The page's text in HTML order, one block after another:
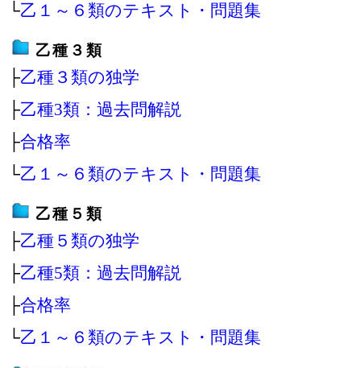
└乙１～６類のテキスト・問題集
乙種３類
├乙種３類の独学
├乙種3類：過去問解説
├合格率
└乙１～６類のテキスト・問題集
乙種５類
├乙種５類の独学
├乙種5類：過去問解説
├合格率
└乙１～６類のテキスト・問題集